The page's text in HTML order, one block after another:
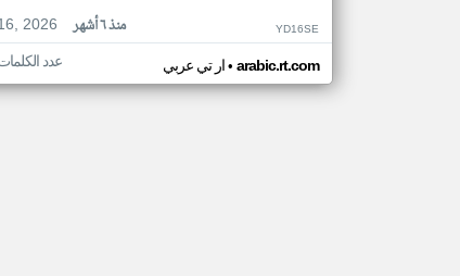
2026
منذ ٦ أشهر YD16SE
ار تي عربي• arabic.rt.com عدد الكلمات: